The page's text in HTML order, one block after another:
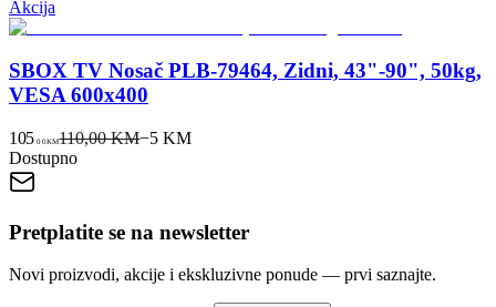
Akcija
SBOX TV Nosač PLB-79464, Zidni, 43"-90", 50kg,
VESA 600x400
105 00KM110,00 KM−5 KM
Dostupno
Pretplatite se na newsletter
Novi proizvodi, akcije i ekskluzivne ponude — prvi saznajte.